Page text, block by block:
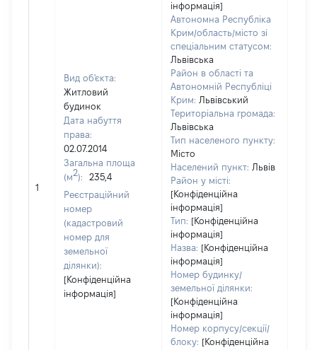
1
Вид об'єкта:
Житловий
будинок
Дата набуття
права:
02.07.2014
Загальна площа
(м2):
235,4
Реєстраційний
номер
(кадастровий
номер для
земельної
ділянки):
[Конфіденційна
інформація]
інформація]
Автономна Республіка
Крим/область/місто зі
спеціальним статусом:
Львівська
Район в області та
Автономній Республіці
Крим: Львівський
Територіальна громада:
Львівська
Тип населеного пункту:
Місто
Населений пункт: Львів
Район у місті:
[Конфіденційна
інформація]
Тип: [Конфіденційна
інформація]
Назва: [Конфіденційна
інформація]
Номер будинку/
земельної ділянки:
[Конфіденційна
інформація]
Номер корпусу/секції/
блоку: [Конфіденційна